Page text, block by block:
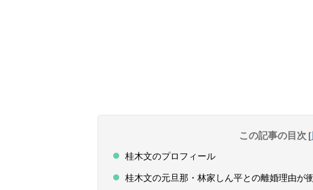
この記事の目次 [
桂木文のプロフィール
桂木文の元旦那・林家しん平との離婚理由が